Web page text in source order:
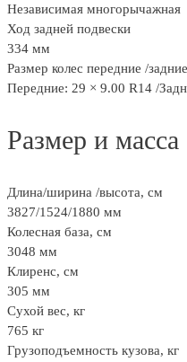
Независимая многорычажная
Ход задней подвески
334 мм
Размер колес передние /
Передние: 29 × 9.00 R14 /
Размер и масса
Длина/ширина /высота, см
3827/1524/1880 мм
Колесная база, см
3048 мм
Клиренс, см
305 мм
Сухой вес, кг
765 кг
Грузоподъемность кузова, кг